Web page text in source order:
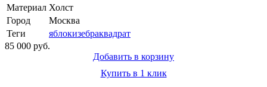
Материал Холст
Город
Москва
Теги
яблокизебраквадрат
85 000 руб.
Добавить в корзину
Купить в 1 клик